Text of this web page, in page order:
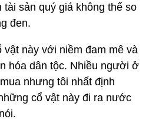
sản quý giá không thể so
đen.
này với niềm đam mê và
hóa dân tộc. Nhiều người ở
nhưng tôi nhất định
cổ vật này đi ra nước